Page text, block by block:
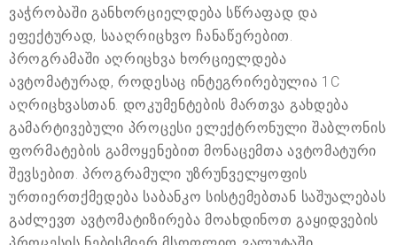
ვაჭრობაში განხორციელდება სწრაფად და
ეფექტურად, სააღრიცხვო ჩანაწერებით.
პროგრამაში აღრიცხვა ხორციელდება
ავტომატურად, როდესაც ინტეგრირებულია 1C
აღრიცხვასთან. დოკუმენტების მართვა გახდება
გამარტივებული პროცესი ელექტრონული შაბლონის
ფორმატების გამოყენებით მონაცემთა ავტომატური
შევსებით. პროგრამული უზრუნველყოფის
ურთიერთქმედება საბანკო სისტემებთან საშუალებას
გაძლევთ ავტომატიზირება მოახდინოთ გაყიდვების